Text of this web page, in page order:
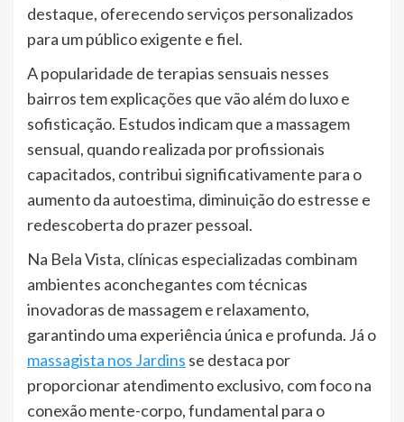
destaque, oferecendo serviços personalizados
para um público exigente e fiel.
A popularidade de terapias sensuais nesses
bairros tem explicações que vão além do luxo e
sofisticação. Estudos indicam que a massagem
sensual, quando realizada por profissionais
capacitados, contribui significativamente para o
aumento da autoestima, diminuição do estresse e
redescoberta do prazer pessoal.
Na Bela Vista, clínicas especializadas combinam
ambientes aconchegantes com técnicas
inovadoras de massagem e relaxamento,
garantindo uma experiência única e profunda. Já o
massagista nos Jardins se destaca por
proporcionar atendimento exclusivo, com foco na
conexão mente-corpo, fundamental para o